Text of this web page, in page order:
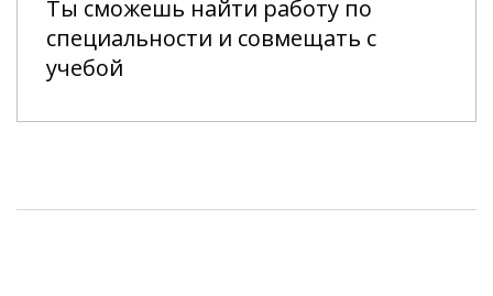
Ты сможешь найти работу по
специальности и совмещать с
учебой